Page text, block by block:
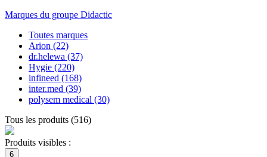
Marques du groupe Didactic
Toutes marques
Arion (22)
dr.helewa (37)
Hygie (220)
infineed (168)
inter.med (39)
polysem medical (30)
Tous les produits (516)
Produits visibles :
6